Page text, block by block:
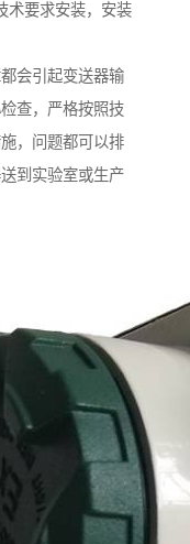
术要求安装，安装
会引起变送器输
查，严格按照技
，问题都可以排
到实验室或生产